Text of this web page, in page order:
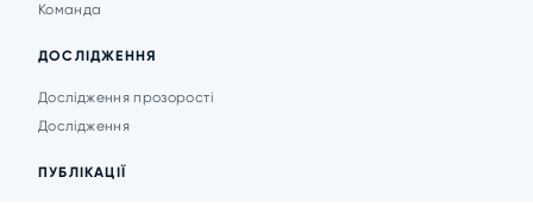
Команда
ДОСЛІДЖЕННЯ
Дослідження прозорості
Дослідження
ПУБЛІКАЦІЇ